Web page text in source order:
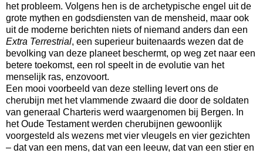
het probleem. Volgens hen is de archetypische engel uit de
grote mythen en godsdiensten van de mensheid, maar ook
uit de moderne berichten niets of niemand anders dan een
Extra Terrestrial, een superieur buitenaards wezen dat de
bevolking van deze planeet beschermt, op weg zet naar een
betere toekomst, een rol speelt in de evolutie van het
menselijk ras, enzovoort.
Een mooi voorbeeld van deze stelling levert ons de
cherubijn met het vlammende zwaard die door de soldaten
van generaal Charteris werd waargenomen bij Bergen. In
het Oude Testament werden cherubijnen gewoonlijk
voorgesteld als wezens met vier vleugels en vier gezichten
– dat van een mens, dat van een leeuw, dat van een stier en